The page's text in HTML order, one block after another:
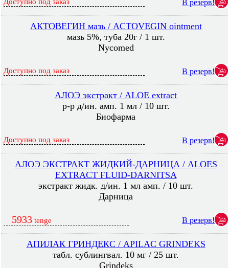
В резерв!
АКТОВЕГИН мазь / ACTOVEGIN ointment
мазь 5%, туба 20г / 1 шт.
Nycomed
Доступно под заказ В резерв!
АЛОЭ экстракт / ALOE extract
р-р д/ин. амп. 1 мл / 10 шт.
Биофарма
Доступно под заказ В резерв!
АЛОЭ ЭКСТРАКТ ЖИДКИЙ-ДАРНИЦА / ALOES
EXTRACT FLUID-DARNITSA
экстракт жидк. д/ин. 1 мл амп. / 10 шт.
Дарница
5933 tenge В резерв!
АПИЛАК ГРИНДЕКС / APILAC GRINDEKS
табл. сублингвал. 10 мг / 25 шт.
Grindeks